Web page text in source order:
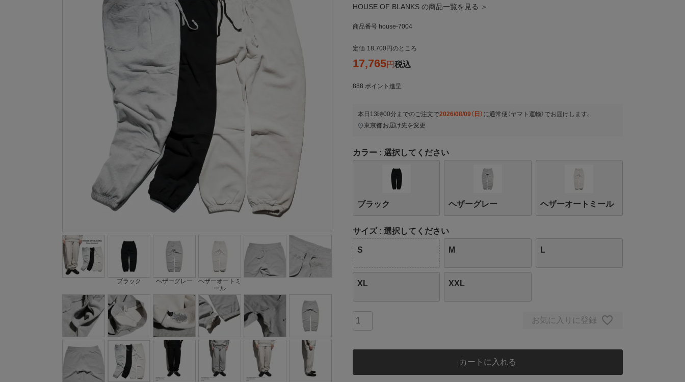
ブラック ヘザーグレー
ヘザーオートミ
ール
HOUSE OF BLANKS の商品一覧を見る ＞
商品番号 house-7004
定価 18,700 のところ
17,765 税込
888 ポイント進呈
本日 13時00分 までのご注文で2026/08/09（日） に通常便（ヤマト運輸） でお届けします。
東京都お届け先を変更
カラー 選択してください
ブラック ヘザーグレー ヘザーオートミール
サイズ 選択してください
S M L
XL XXL
お気に入りに登録
カートに入れる